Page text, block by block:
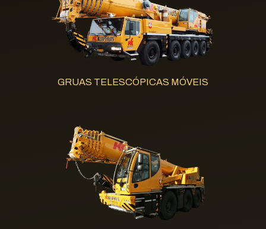
GRUAS TELESCÓPICAS MÓVEIS